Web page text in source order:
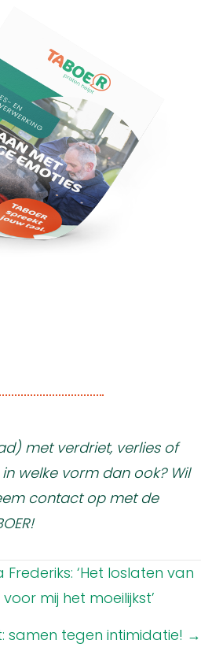
met verdriet, verlies of
welke vorm dan ook? Wil
contact op met de
‘Het loslaten van
mij het moeilijkst’
samen tegen intimidatie! →